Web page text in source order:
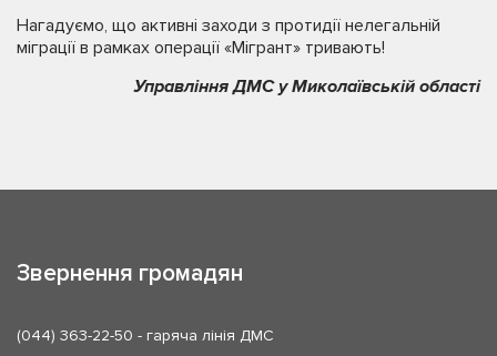
Нагадуємо, що активні заходи з протидії нелегальній
міграції в рамках операції «Мігрант» тривають!
Управління ДМС у Миколаївській області
Звернення громадян
(044) 363-22-50 - гаряча лінія ДМС